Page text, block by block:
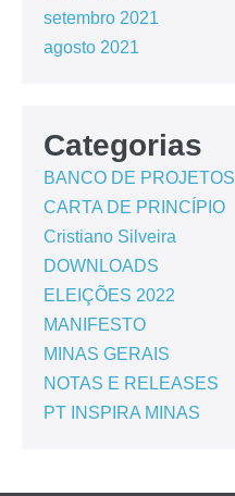
setembro 2021
agosto 2021
Categorias
BANCO DE PROJETOS
CARTA DE PRINCÍPIO
Cristiano Silveira
DOWNLOADS
ELEIÇÕES 2022
MANIFESTO
MINAS GERAIS
NOTAS E RELEASES
PT INSPIRA MINAS